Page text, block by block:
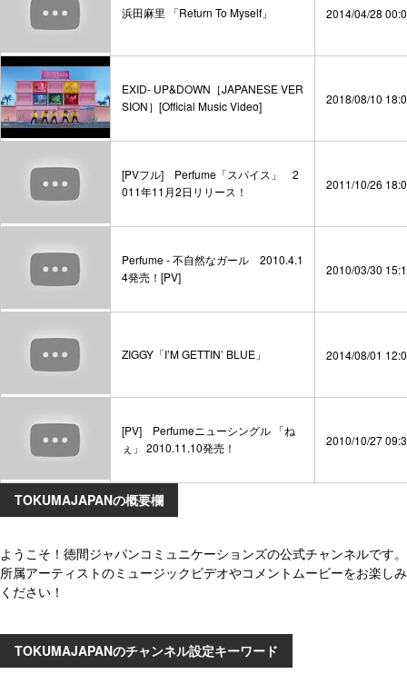
浜田麻里 「Return To Myself」 2014/04/28
EXID- UP&DOWN［JAPANESE VER
SION］[Official Music Video]
2018/08/10
[PVフル] Perfume「スパイス」 2
011年11月2日リリース！
2011/10/26
Perfume - 不自然なガール 2010.4.1
4発売！[PV]
2010/03/30
ZIGGY「I’M GETTIN’ BLUE」 2014/08/01
[PV] Perfumeニューシングル 「ね
ぇ」 2010.11.10発売！
2010/10/27
TOKUMAJAPANの概要欄
ようこそ！徳間ジャパンコミュニケーションズの公式チャンネルです。
所属アーティストのミュージックビデオやコメントムービーをお楽しみ
ください！
TOKUMAJAPANのチャンネル設定キーワード